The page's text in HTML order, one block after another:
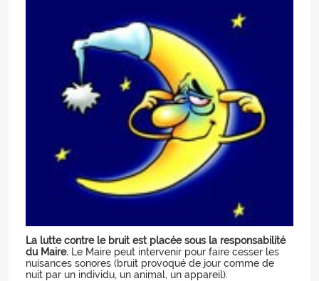
La lutte contre le bruit est placée sous la responsabilité
du Maire. Le Maire peut intervenir pour faire cesser les
nuisances sonores (bruit provoqué de jour comme de
nuit par un individu, un animal, un appareil).